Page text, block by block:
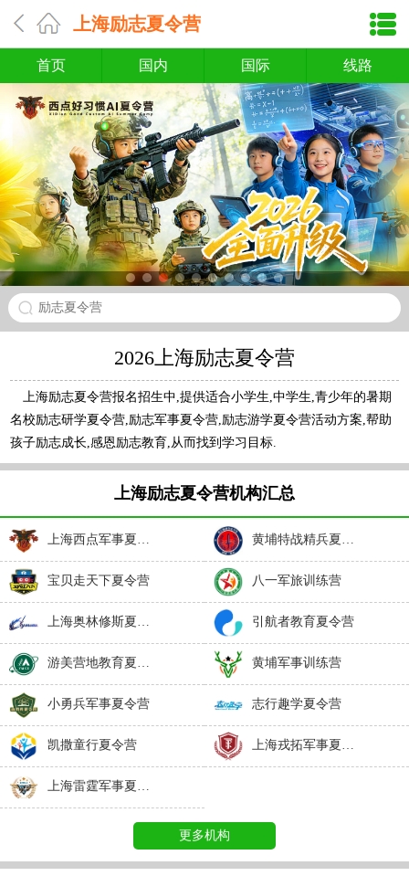
上海励志夏令营
首页 国内 国际 线路
励志夏令营
2026上海励志夏令营
上海励志夏令营报名招生中,提供适合小学生,中学生,青少年的暑期
名校励志研学夏令营,励志军事夏令营,励志游学夏令营活动方案,帮助
孩子励志成长,感恩励志教育,从而找到学习目标.
上海励志夏令营机构汇总
上海西点军事夏令营 黄埔特战精兵夏令营
宝贝走天下夏令营 八一军旅训练营
上海奥林修斯夏令营 引航者教育夏令营
游美营地教育夏令营 黄埔军事训练营
小勇兵军事夏令营 志行趣学夏令营
凯撒童行夏令营 上海戎拓军事夏令营
上海雷霆军事夏令营
更多机构